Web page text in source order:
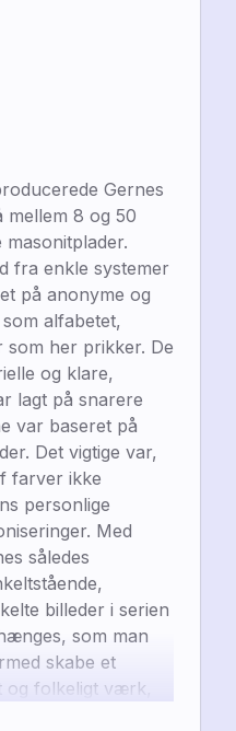
Gernes
mellem 8 og 50
fra enkle systemer
på anonyme og
alfabetet,
som her prikker. De
og klare,
lagt på snarere
var baseret på
Det vigtige var,
farver ikke
personlige
Med
således
billeder i serien
som man
skabe et
og folkeligt værk,
i samspil med